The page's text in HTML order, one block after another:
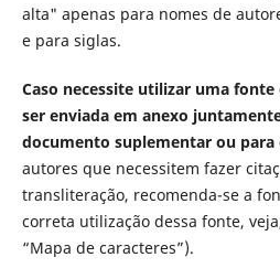
alta" apenas para nomes de
e para siglas.
Caso necessite utilizar uma fonte
ser enviada em anexo
documento suplementar ou para
autores que necessitem fazer
transliteração, recomenda-se a
correta utilização dessa fonte,
“Mapa de caracteres”).